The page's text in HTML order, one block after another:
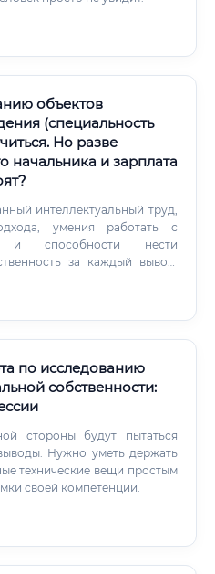
объектов
(специальность
Но разве
начальника и зарплата
интеллектуальный труд,
умения работать с
и способности нести
за каждый вывод.
сырья; при
животных; при
биоматериала;
жестокого обращения с
что делает специалист
эксперта по специальности
по исследованию
собственности:
стороны будут пытаться
Нужно уметь держать
технические вещи простым
своей компетенции.